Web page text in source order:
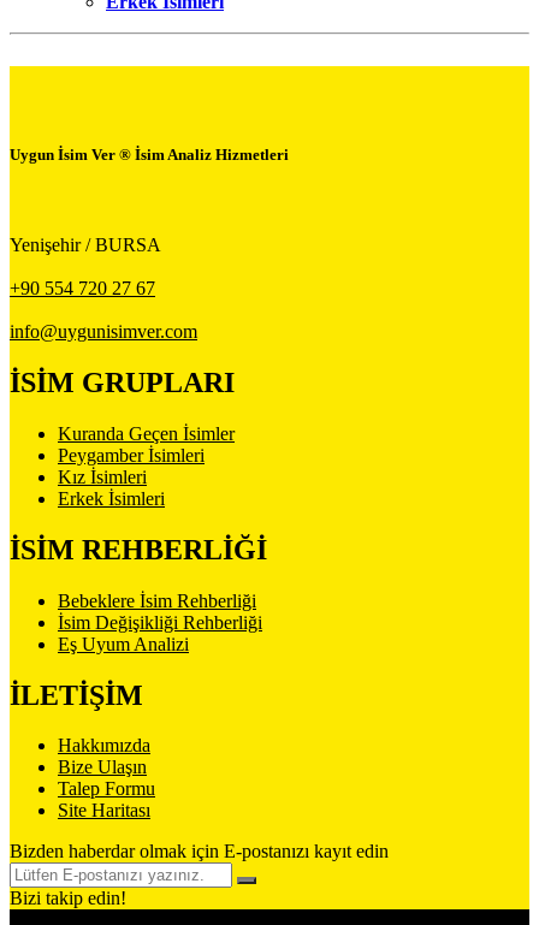
Uygun İsim Ver ® İsim Analiz Hizmetleri
Yenişehir / BURSA
+90 554 720 27 67
info@uygunisimver.com
İSİM GRUPLARI
Kuranda Geçen İsimler
Peygamber İsimleri
Kız İsimleri
Erkek İsimleri
İSİM REHBERLİĞİ
Bebeklere İsim Rehberliği
İsim Değişikliği Rehberliği
Eş Uyum Analizi
İLETİŞİM
Hakkımızda
Bize Ulaşın
Talep Formu
Site Haritası
Bizden haberdar olmak için E-postanızı kayıt edin
Bizi takip edin!